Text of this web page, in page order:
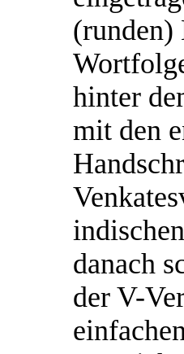
(runden)
hinter
mit den
danach
der V-